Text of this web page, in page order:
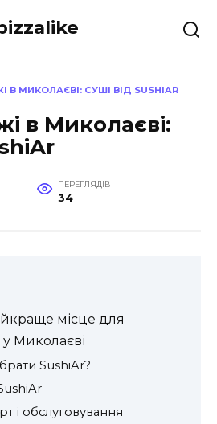
В МИКОЛАЄВІ: СУШІ ВІД SUSHIAR
в Миколаєві:
ПЕРЕГЛЯДІВ
34
місце для
Миколаєві
SushiAr?
і обслуговування